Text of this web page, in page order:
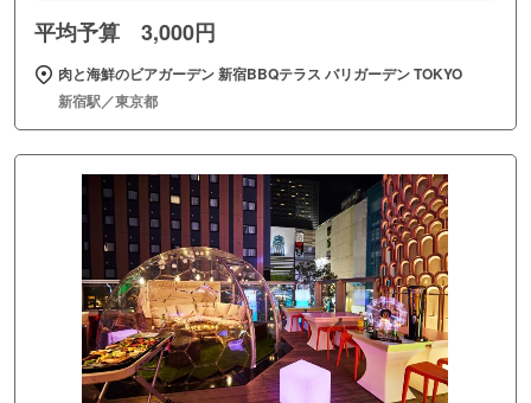
平均予算 3,000円
肉と海鮮のビアガーデン 新宿BBQテラス バリガーデン TOKYO
新宿駅／東京都